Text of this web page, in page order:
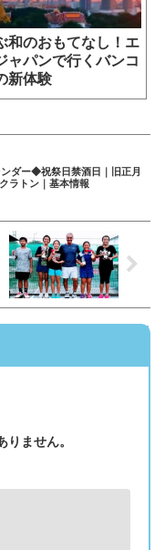
和のおもてなし！エ
ャパンで行くバンコ
新体験
ダー◆祝祭日禁酒日｜旧正月
ラトン｜基本情報
ません。